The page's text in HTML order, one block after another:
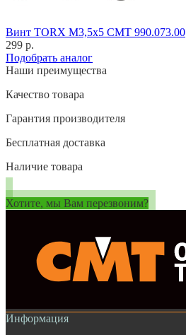
Винт TORX M3,5x5 CMT 990.073.00
299 р.
Подобрать аналог
Наши преимущества
Качество товара
Гарантия производителя
Бесплатная доставка
Наличие товара
Хотите, мы Вам перезвоним?
Информация